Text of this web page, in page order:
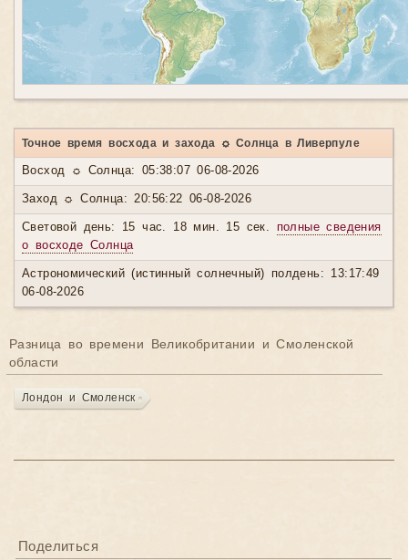
Точное время восхода и захода ☼ Солнца в Ливерпуле
Восход ☼ Солнца: 05:38:07 06-08-2026
Заход ☼ Солнца: 20:56:22 06-08-2026
Световой день: 15 час. 18 мин. 15 сек. полные сведения
о восходе Солнца
Астрономический (истинный солнечный) полдень: 13:17:49
06-08-2026
Разница во времени Великобритании и Смоленской
области
Лондон и Смоленск
Поделиться